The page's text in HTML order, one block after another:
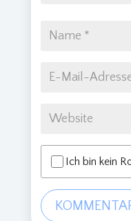
Ich bin kein